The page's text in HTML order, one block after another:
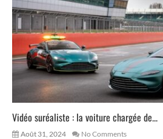
Vidéo suréaliste : la voiture chargée de...
Août 31, 2024 No Comments